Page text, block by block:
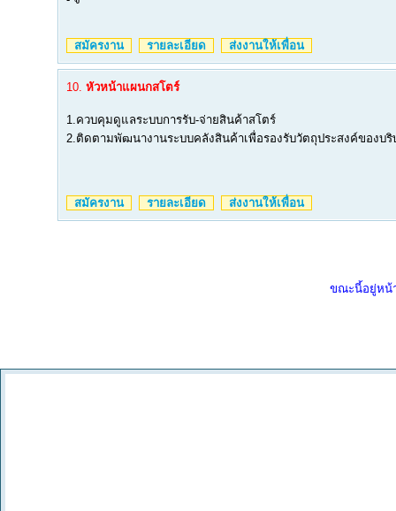
สมัครงาน รายละเอียด ส่งงานให้เพื่อน
10. หัวหน้าแผนกสโตร์
1.ควบคุมดูแลระบบการรับ-จ่ายสินค้าสโตร์
2.ติดตามพัฒนางานระบบคลังสินค้าเพื่อรองรับวัตถุประสงค์ของบริ
สมัครงาน รายละเอียด ส่งงานให้เพื่อน
ขณะนี้อยู่ห